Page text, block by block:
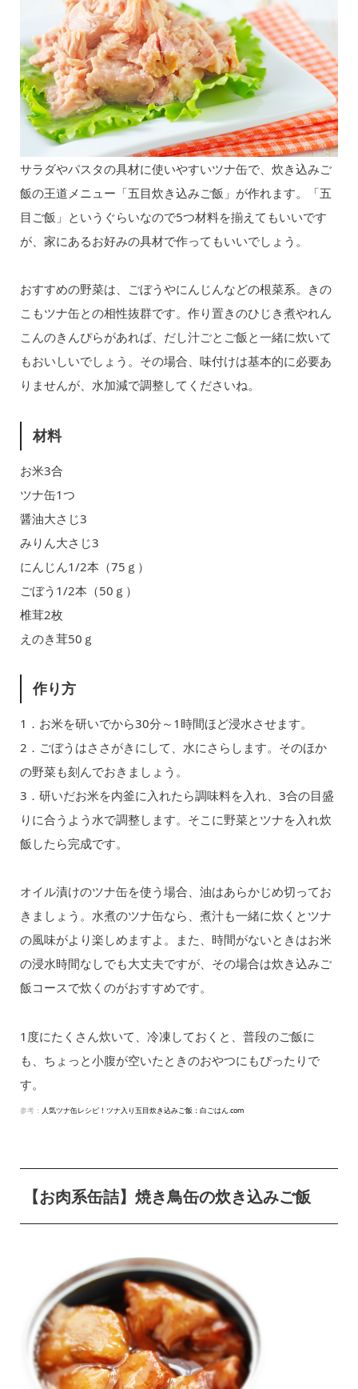
サラダやパスタの具材に使いやすいツナ缶で、炊き込みご
飯の王道メニュー「五目炊き込みご飯」が作れます。「五
目ご飯」というぐらいなので5つ材料を揃えてもいいです
が、家にあるお好みの具材で作ってもいいでしょう。
おすすめの野菜は、ごぼうやにんじんなどの根菜系。きの
こもツナ缶との相性抜群です。作り置きのひじき煮やれん
こんのきんぴらがあれば、だし汁ごとご飯と一緒に炊いて
もおいしいでしょう。その場合、味付けは基本的に必要あ
りませんが、水加減で調整してくださいね。
材料
お米3合
ツナ缶1つ
醤油大さじ3
みりん大さじ3
にんじん1/2本（75ｇ）
ごぼう1/2本（50ｇ）
椎茸2枚
えのき茸50ｇ
作り方
1．お米を研いでから30分～1時間ほど浸水させます。
2．ごぼうはささがきにして、水にさらします。そのほか
の野菜も刻んでおきましょう。
3．研いだお米を内釜に入れたら調味料を入れ、3合の目盛
りに合うよう水で調整します。そこに野菜とツナを入れ炊
飯したら完成です。
オイル漬けのツナ缶を使う場合、油はあらかじめ切ってお
きましょう。水煮のツナ缶なら、煮汁も一緒に炊くとツナ
の風味がより楽しめますよ。また、時間がないときはお米
の浸水時間なしでも大丈夫ですが、その場合は炊き込みご
飯コースで炊くのがおすすめです。
1度にたくさん炊いて、冷凍しておくと、普段のご飯に
も、ちょっと小腹が空いたときのおやつにもぴったりで
す。
参考： 人気ツナ缶レシピ！ツナ入り五目炊き込みご飯：白ごはん.com
【お肉系缶詰】焼き鳥缶の炊き込みご飯